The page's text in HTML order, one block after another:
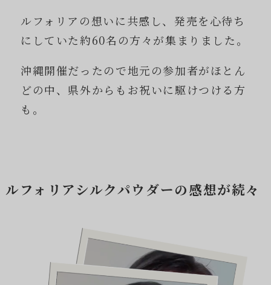
ルフォリアの想いに共感し、発売を心待ち
にしていた約60名の方々が集まりました。
沖縄開催だったので地元の参加者がほとん
どの中、県外からもお祝いに駆けつける方
も。
ルフォリアシルクパウダーの感想が続々